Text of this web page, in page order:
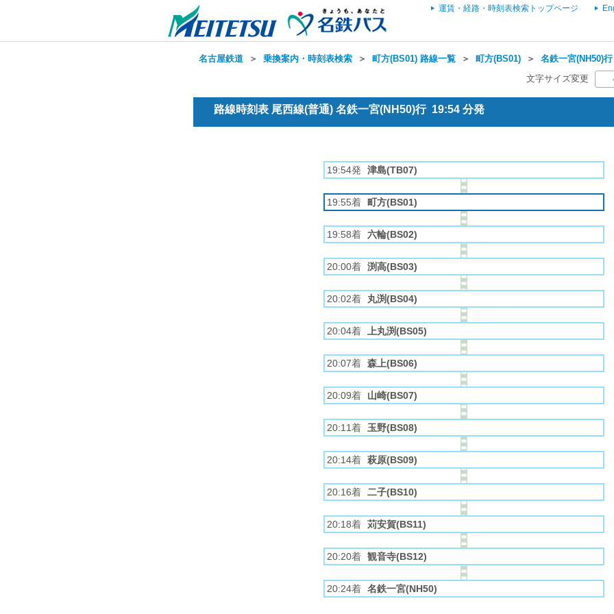
運賃・経路・時刻表検索トップページ
名古屋鉄道 ＞ 乗換案内・時刻表検索 ＞ 町方(BS01) 路線一覧 ＞ 町方(BS01) ＞ 名鉄一宮(NH50)
文字サイズ変更
路線時刻表 尾西線(普通) 名鉄一宮(NH50)行 19:54 分発
19:54発 津島(TB07)
19:55着 町方(BS01)
19:58着 六輪(BS02)
20:00着 渕高(BS03)
20:02着 丸渕(BS04)
20:04着 上丸渕(BS05)
20:07着 森上(BS06)
20:09着 山崎(BS07)
20:11着 玉野(BS08)
20:14着 萩原(BS09)
20:16着 二子(BS10)
20:18着 苅安賀(BS11)
20:20着 観音寺(BS12)
20:24着 名鉄一宮(NH50)